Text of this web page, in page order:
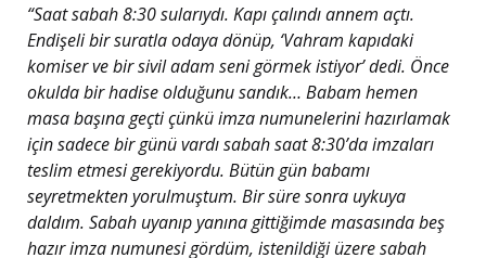
“Saat sabah 8:30 sularıydı. Kapı çalındı annem açtı.
Endişeli bir suratla odaya dönüp, ‘Vahram kapıdaki
komiser ve bir sivil adam seni görmek istiyor’ dedi. Önce
okulda bir hadise olduğunu sandık… Babam hemen
masa başına geçti çünkü imza numunelerini hazırlamak
için sadece bir günü vardı sabah saat 8:30’da imzaları
teslim etmesi gerekiyordu. Bütün gün babamı
seyretmekten yorulmuştum. Bir süre sonra uykuya
daldım. Sabah uyanıp yanına gittiğimde masasında beş
hazır imza numunesi gördüm, istenildiği üzere sabah